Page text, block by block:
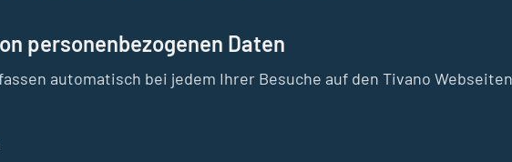
personenbezogenen Daten
automatisch bei jedem Ihrer Besuche auf den Tivano